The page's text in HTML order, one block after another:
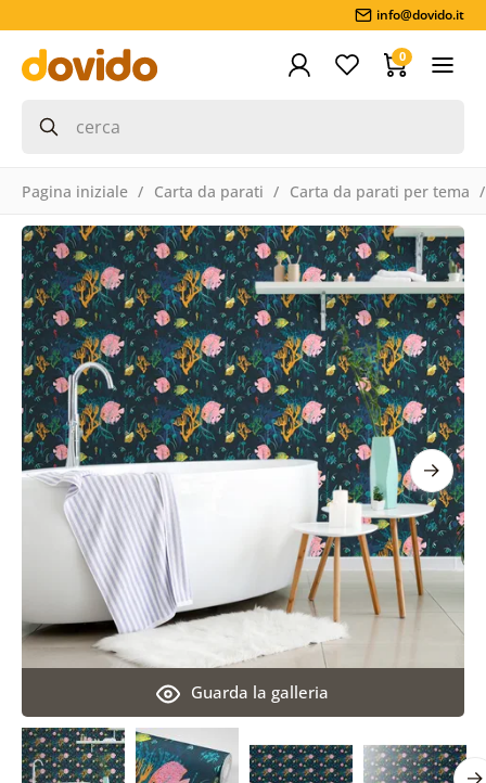
info@dovido.it
0
Pagina iniziale Carta da parati Carta da parati per tema
Guarda la galleria